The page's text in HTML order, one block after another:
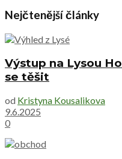
Nejčtenější články
Výstup na Lysou
se těšit
od Kristyna Kousalikova
9.6.2025
0